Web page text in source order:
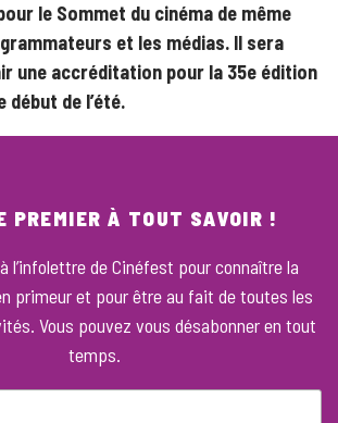
le Sommet du cinéma de même
et les médias. Il sera
une accréditation pour la 35e édition
début de l’été.
PREMIER À TOUT SAVOIR !
l’infolettre de Cinéfest pour connaître la
primeur et pour être au fait de toutes les
Vous pouvez vous désabonner en tout
temps.